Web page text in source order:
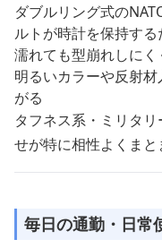
ダブルリング式の
ルトが時計を保持する
濡れても型崩れしに
明るいカラーや反射
がる
タフネス系・ミリタ
せが特に相性よくまと
毎日の通勤・日常